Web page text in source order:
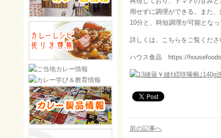
用せずに調理ができる。また
10分と、時短調理が可能とな
詳しくは、こちらをご覧くださ
ハウス食品 https://
前の記事へ